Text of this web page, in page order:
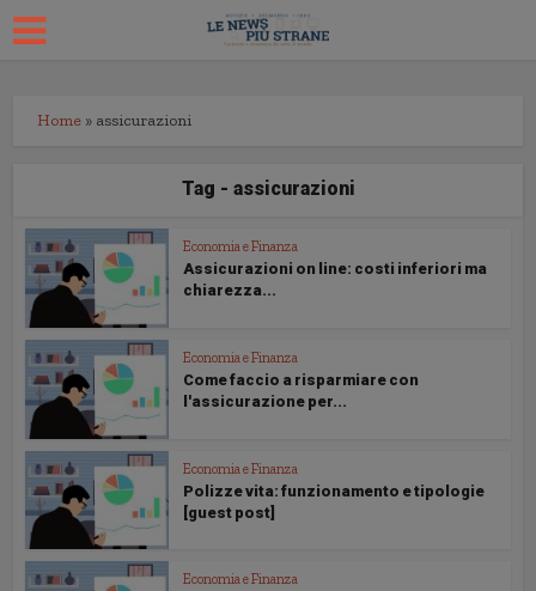
Home » assicurazioni
Tag - assicurazioni
Economia e Finanza
Assicurazioni on line: costi inferiori ma
chiarezza...
Economia e Finanza
Come faccio a risparmiare con
l'assicurazione per...
Economia e Finanza
Polizze vita: funzionamento e tipologie
[guest post]
Economia e Finanza